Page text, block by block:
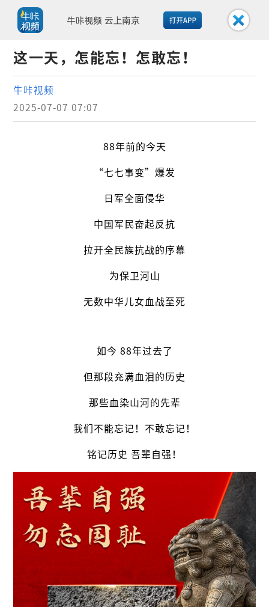
这一天，怎能忘！怎敢忘！
牛咔视频
2025-07-07 07:07
88年前的今天
“七七事变”爆发
日军全面侵华
中国军民奋起反抗
拉开全民族抗战的序幕
为保卫河山
无数中华儿女血战至死
如今 88年过去了
但那段充满血泪的历史
那些血染山河的先辈
我们不能忘记！不敢忘记！
铭记历史 吾辈自强！